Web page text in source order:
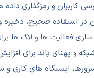
کاربران و رمزگذاری
در استفاده صحیح، ذخیره و
فعالیت ها و لاگ ها
و پهنای باند برای
ایستگاه های کاری و